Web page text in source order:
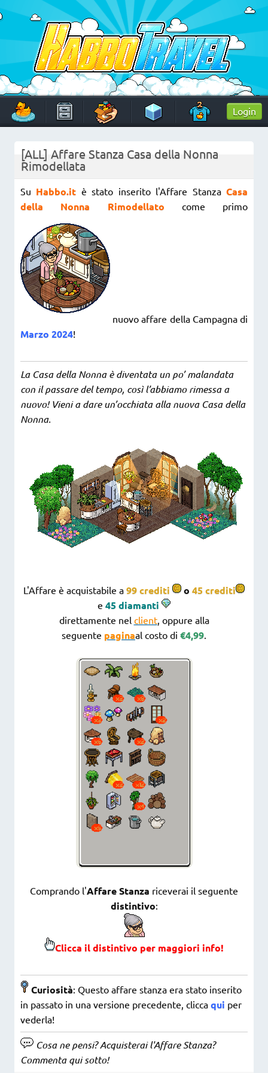
to
content
HabboTravel
Un viaggio di pixel!
Login
[ALL] Affare Stanza Casa della Nonna
Rimodellata
Su Habbo.it è stato inserito l'Affare StanzaCasa
della Nonna Rimodellato come primo
nuovo affare della Campagna di
Marzo 2024!
La Casa della Nonna è diventata un po’ malandata
con il passare del tempo, così l’abbiamo rimessa a
nuovo! Vieni a dare un’occhiata alla nuova Casa della
Nonna.
L'Affare è acquistabile a 99 crediti o 45 crediti
e 45 diamanti
direttamente nel client, oppure alla
seguente paginaal costo di €4,99.
Comprando l'Affare Stanza riceverai il seguente
distintivo:
Clicca il distintivo per maggiori info!
Curiosità: Questo affare stanza era stato inserito
in passato in una versione precedente, clicca qui per
vederla!
Cosa ne pensi? Acquisterai l'Affare Stanza?
Commenta qui sotto!